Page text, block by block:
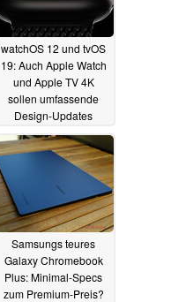
watchOS 12 und tvOS
19: Auch Apple Watch
und Apple TV 4K
sollen umfassende
Design-Updates
erhalten26.05.2025
Samsungs teures
Galaxy Chromebook
Plus: Minimal-Specs
zum Premium-Preis?